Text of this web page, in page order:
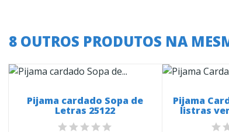
8 OUTROS PRODUTOS NA
Pijama cardado Sopa de
Letras 25122
Pijama
listras